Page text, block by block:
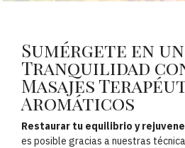
Sumérgete en un
Tranquilidad
Masajes
Aromáticos
Restaurar tu equilibrio y
es posible gracias a nuestras